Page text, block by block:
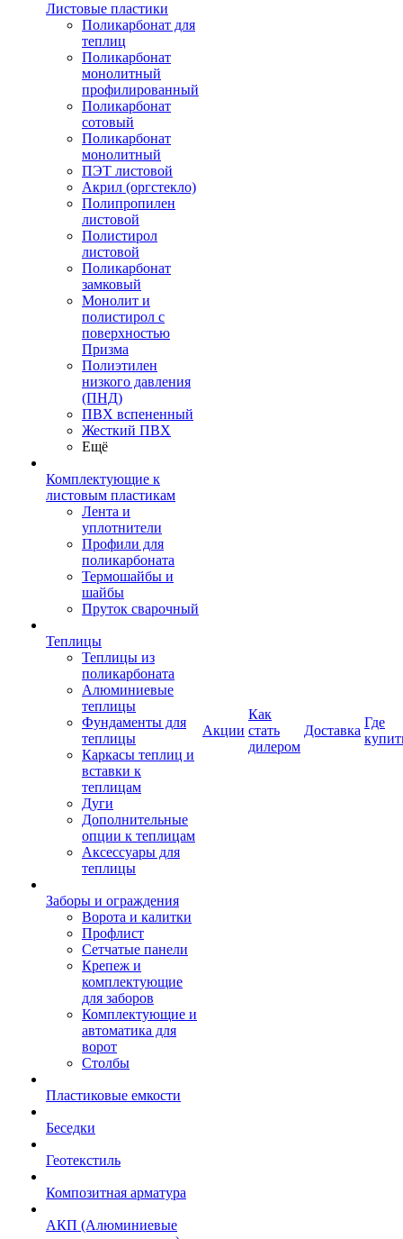
Листовые пластики
Поликарбонат для
теплиц
Поликарбонат
монолитный
профилированный
Поликарбонат
сотовый
Поликарбонат
монолитный
ПЭТ листовой
Акрил (оргстекло)
Полипропилен
листовой
Полистирол
листовой
Поликарбонат
замковый
Монолит и
полистирол с
поверхностью
Призма
Полиэтилен
низкого давления
(ПНД)
ПВХ вспененный
Жесткий ПВХ
Ещё
Комплектующие к
листовым пластикам
Лента и
уплотнители
Профили для
поликарбоната
Термошайбы и
шайбы
Пруток сварочный
Теплицы
Теплицы из
поликарбоната
Алюминиевые
теплицы
Фундаменты для
теплицы
Каркасы теплиц и
вставки к
теплицам
Дуги
Дополнительные
опции к теплицам
Аксессуары для
теплицы
Заборы и ограждения
Ворота и калитки
Профлист
Сетчатые панели
Крепеж и
комплектующие
для заборов
Комплектующие и
автоматика для
ворот
Столбы
Пластиковые емкости
Беседки
Геотекстиль
Композитная арматура
АКП (Алюминиевые
Акции
Как
стать
дилером
Доставка
Где